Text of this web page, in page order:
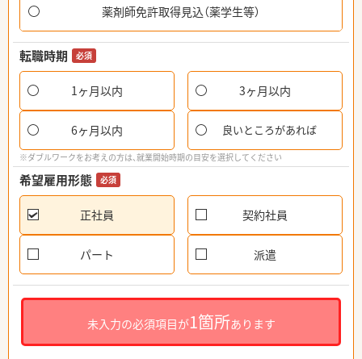
薬剤師免許取得見込（薬学生等）
転職時期 必須
1ヶ月以内 3ヶ月以内
6ヶ月以内 良いところがあれば
※ダブルワークをお考えの方は、就業開始時期の目安を選択してください
希望雇用形態 必須
正社員 契約社員
パート 派遣
未入力の必須項目が1箇所あります